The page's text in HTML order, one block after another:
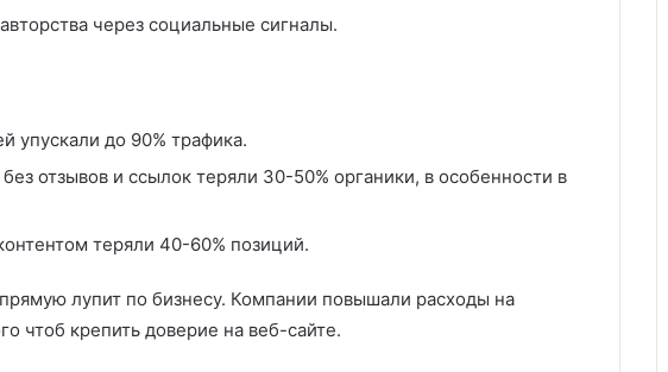
через социальные сигналы.
упускали до 90% трафика.
отзывов и ссылок теряли 30-50% органики, в особенности в
теряли 40-60% позиций.
лупит по бизнесу. Компании повышали расходы на
чтоб крепить доверие на веб-сайте.